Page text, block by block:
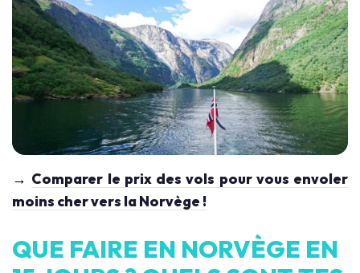
→ Comparer le prix des vols pour vous envoler
moins cher vers la Norvège !
QUE FAIRE EN NORVÈGE EN